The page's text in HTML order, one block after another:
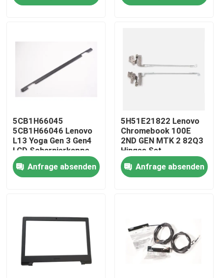
Produkte
Videos
Lenovo-LCD-Bildschirm-Ersatz
Dell-LCD-Bildschirm-Ersatz
Acer-LCD-Bildschirm-Ersatz
5CB1H66045
5CB1H66046 Lenovo
L13 Yoga Gen 3 Gen4
LCD Scharnierkappe
Abdeckband
Anfrage absenden
5H51E21822 Lenovo
Chromebook 100E
2ND GEN MTK 2 82Q3
Hinges Set
Anfrage absenden